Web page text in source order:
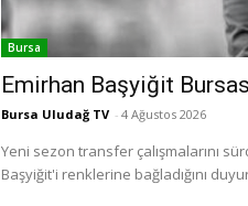
Bursa
Emirhan Başyiğit
Bursa Uludağ TV - 4 Ağustos 2026
Yeni sezon transfer çalışmalarını
Başyiğit'i renklerine bağladığını